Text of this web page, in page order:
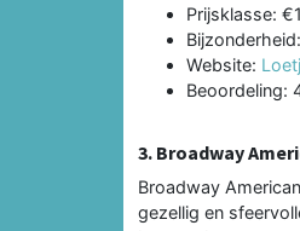
Prijsklasse:
Website:
Beoordeling:
3. Broadway
Broadway
gezellig en